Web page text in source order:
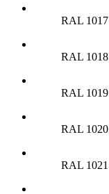
RAL 1017
RAL 1018
RAL 1019
RAL 1020
RAL 1021